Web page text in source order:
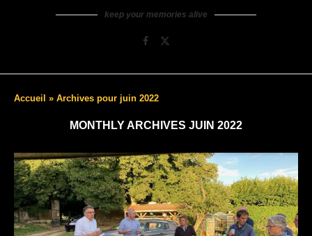
keep your memories alive
Accueil » Archives pour juin 2022
MONTHLY ARCHIVES JUIN 2022